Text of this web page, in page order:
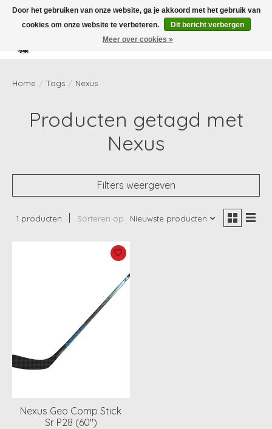
Verlanglijst
Home / Tags / Nexus
Producten getagd met
Nexus
Filters weergeven
1 producten Sorteren op Nieuwste producten
Nexus Geo Comp Stick
Sr P28 (60")
Door het gebruiken van onze website, ga je akkoord met het gebruik van
cookies om onze website te verbeteren.
Dit bericht verbergen
Meer over cookies »